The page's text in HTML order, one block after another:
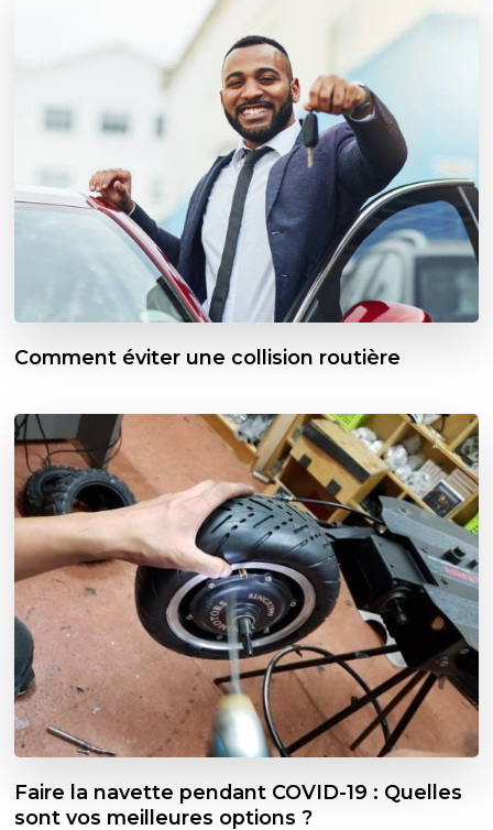
Comment éviter une collision routière
Faire la navette pendant COVID-19 : Quelles
sont vos meilleures options ?